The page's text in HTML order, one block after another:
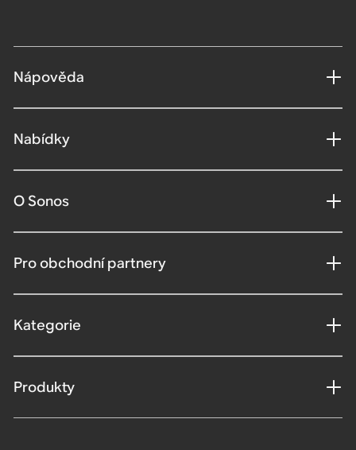
Nápověda
Nabídky
O Sonos
Pro obchodní partnery
Kategorie
Produkty